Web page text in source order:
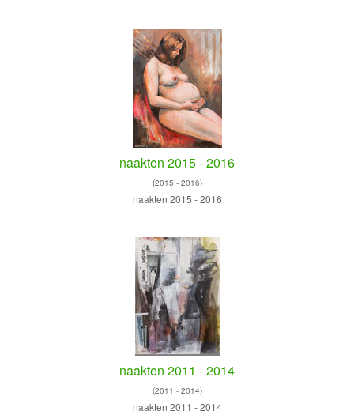
naakten 2015 - 2016
(2015 - 2016)
naakten 2015 - 2016
naakten 2011 - 2014
(2011 - 2014)
naakten 2011 - 2014